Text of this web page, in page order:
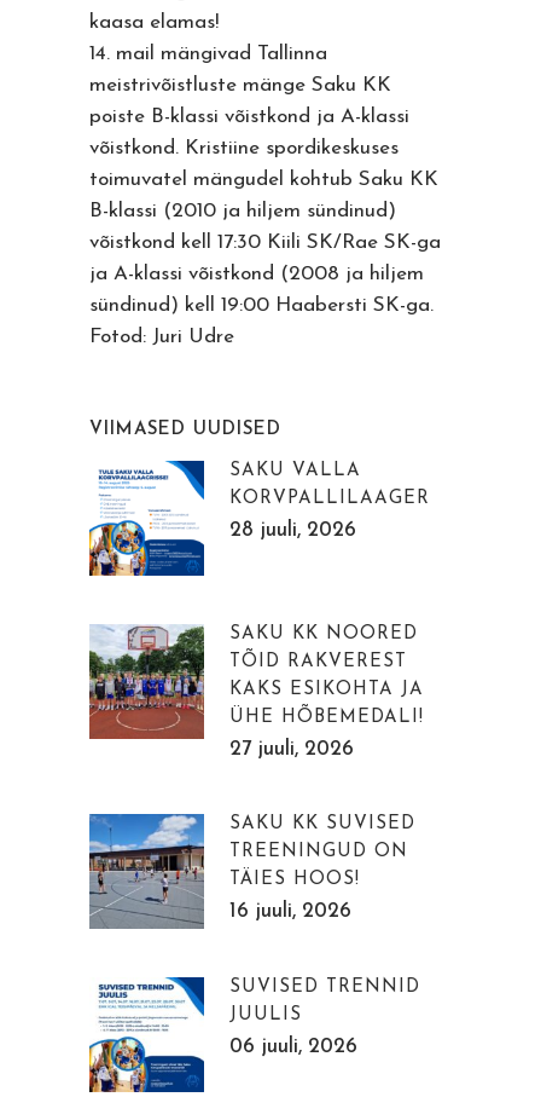
kaasa elamas!
14. mail mängivad Tallinna
meistrivõistluste mänge Saku KK
poiste B-klassi võistkond ja A-klassi
võistkond. Kristiine spordikeskuses
toimuvatel mängudel kohtub Saku KK
B-klassi (2010 ja hiljem sündinud)
võistkond kell 17:30 Kiili SK/Rae SK-ga
ja A-klassi võistkond (2008 ja hiljem
sündinud) kell 19:00 Haabersti SK-ga.
Fotod: Juri Udre
VIIMASED UUDISED
SAKU VALLA
KORVPALLILAAGER
28 juuli, 2026
SAKU KK NOORED
TÕID RAKVEREST
KAKS ESIKOHTA JA
ÜHE HÕBEMEDALI!
27 juuli, 2026
SAKU KK SUVISED
TREENINGUD ON
TÄIES HOOS!
16 juuli, 2026
SUVISED TRENNID
JUULIS
06 juuli, 2026